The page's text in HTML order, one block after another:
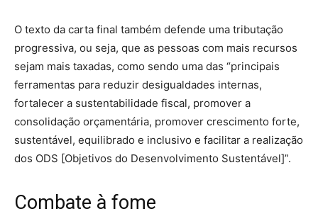
O texto da carta final também defende uma tributação
progressiva, ou seja, que as pessoas com mais recursos
sejam mais taxadas, como sendo uma das “principais
ferramentas para reduzir desigualdades internas,
fortalecer a sustentabilidade fiscal, promover a
consolidação orçamentária, promover crescimento forte,
sustentável, equilibrado e inclusivo e facilitar a realização
dos ODS [Objetivos do Desenvolvimento Sustentável]”.
Combate à fome